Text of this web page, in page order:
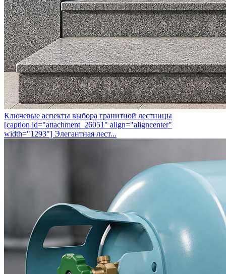
Ключевые аспекты выбора гранитной лестницы
[caption id="attachment_26051" align="aligncenter"
width="1293"] Элегантная лест...